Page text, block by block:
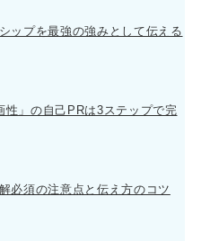
ップを最強の強みとして伝える
」の自己PRは3ステップで完
必須の注意点と伝え方のコツ